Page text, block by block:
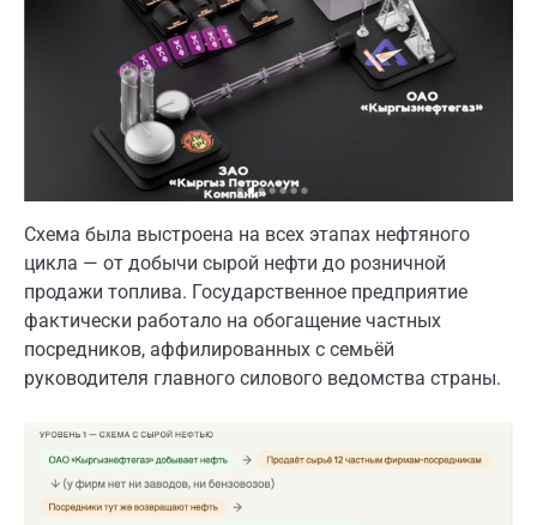
Схема была выстроена на всех этапах нефтяного
цикла — от добычи сырой нефти до розничной
продажи топлива. Государственное предприятие
фактически работало на обогащение частных
посредников, аффилированных с семьёй
руководителя главного силового ведомства страны.